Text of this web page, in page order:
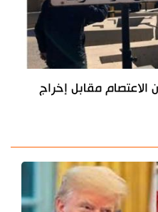
الاعتصام مقابل إخراج